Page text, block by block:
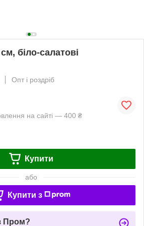
біло-салатові
Опт і роздріб
на сайті — 400 ₴
Купити
або
Купити з
Пром?